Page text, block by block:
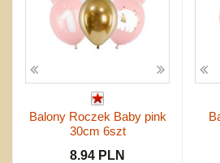
Balony Roczek Baby pink
30cm 6szt
8.94 PLN